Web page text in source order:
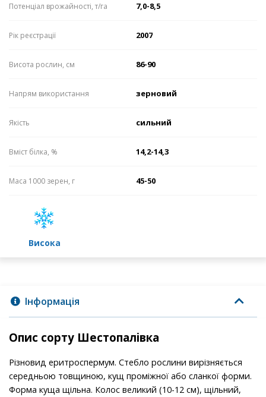
Потенціал врожайності, т/га 7,0-8,5
Рік реєстрації 2007
Висота рослин, см 86-90
Напрям використання зерновий
Якість сильний
Вміст білка, % 14,2-14,3
Маса 1000 зерен, г 45-50
високa
Інформація
Опис сорту Шестопалівка
Різновид еритроспермум. Стебло рослини вирізняється
середньою товщиною, кущ проміжної або сланкої форми.
Форма куща щільна. Колос великий (10-12 см), щільний,